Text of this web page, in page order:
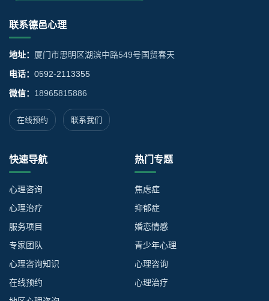
联系德邑心理
地址： 厦门市思明区湖滨中路549号国贸春天
电话： 0592-2113355
微信： 18965815886
在线预约 联系我们
快速导航
心理咨询
心理治疗
服务项目
专家团队
心理咨询知识
在线预约
热门专题
焦虑症
抑郁症
婚恋情感
青少年心理
心理咨询
心理治疗